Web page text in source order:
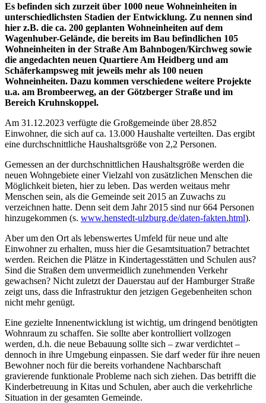
Es befinden sich zurzeit über 1000 neue Wohneinheiten in
unterschiedlichsten Stadien der Entwicklung. Zu nennen sind
hier z.B. die ca. 200 geplanten Wohneinheiten auf dem
Wagenhuber-Gelände, die bereits im Bau befindlichen 105
Wohneinheiten in der Straße Am Bahnbogen/Kirchweg sowie
die angedachten neuen Quartiere Am Heidberg und am
Schäferkampsweg mit jeweils mehr als 100 neuen
Wohneinheiten. Dazu kommen verschiedene weitere Projekte
u.a. am Brombeerweg, an der Götzberger Straße und im
Bereich Kruhnskoppel.
Am 31.12.2023 verfügte die Großgemeinde über 28.852
Einwohner, die sich auf ca. 13.000 Haushalte verteilten. Das ergibt
eine durchschnittliche Haushaltsgröße von 2,2 Personen.
Gemessen an der durchschnittlichen Haushaltsgröße werden die
neuen Wohngebiete einer Vielzahl von zusätzlichen Menschen die
Möglichkeit bieten, hier zu leben. Das werden weitaus mehr
Menschen sein, als die Gemeinde seit 2015 an Zuwachs zu
verzeichnen hatte. Denn seit dem Jahr 2015 sind nur 664 Personen
hinzugekommen (s. www.henstedt-ulzburg.de/daten-fakten.html).
Aber um den Ort als lebenswertes Umfeld für neue und alte
Einwohner zu erhalten, muss hier die Gesamtsituation7 betrachtet
werden. Reichen die Plätze in Kindertagesstätten und Schulen aus?
Sind die Straßen dem unvermeidlich zunehmenden Verkehr
gewachsen? Nicht zuletzt der Dauerstau auf der Hamburger Straße
zeigt uns, dass die Infrastruktur den jetzigen Gegebenheiten schon
nicht mehr genügt.
Eine gezielte Innenentwicklung ist wichtig, um dringend benötigten
Wohnraum zu schaffen. Sie sollte aber kontrolliert vollzogen
werden, d.h. die neue Bebauung sollte sich – zwar verdichtet –
dennoch in ihre Umgebung einpassen. Sie darf weder für ihre neuen
Bewohner noch für die bereits vorhandene Nachbarschaft
gravierende funktionale Probleme nach sich ziehen. Das betrifft die
Kinderbetreuung in Kitas und Schulen, aber auch die verkehrliche
Situation in der gesamten Gemeinde.